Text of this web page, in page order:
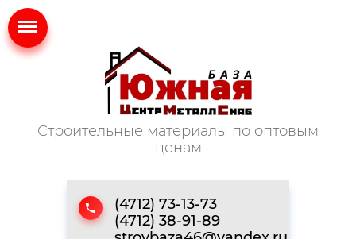
Строительные материалы по оптовым
ценам
(4712) 73-13-73
(4712) 38-91-89